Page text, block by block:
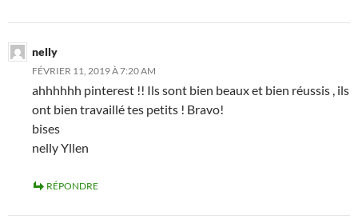
nelly
FÉVRIER 11, 2019 À 7:20 AM
ahhhhhh pinterest !! Ils sont bien beaux et bien réussis , ils
ont bien travaillé tes petits ! Bravo!
bises
nelly Yllen
RÉPONDRE